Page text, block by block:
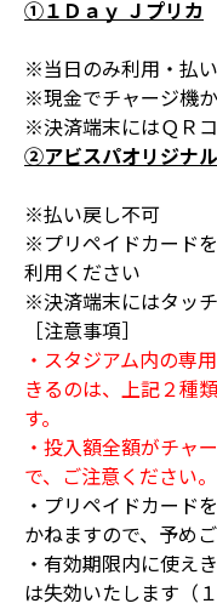
①１Ｄａｙ Ｊプリカ
※当日のみ利用・払
※現金でチャージ機
※決済端末にはＱＲ
②アビスパオリジナ
※払い戻し不可
※プリペイドカード
利用ください
※決済端末にはタッ
［注意事項］
・スタジアム内の専
きるのは、上記２種
す。
・投入額全額がチャ
で、ご注意ください。
・プリペイドカード
かねますので、予め
・有効期限内に使え
は失効いたします（